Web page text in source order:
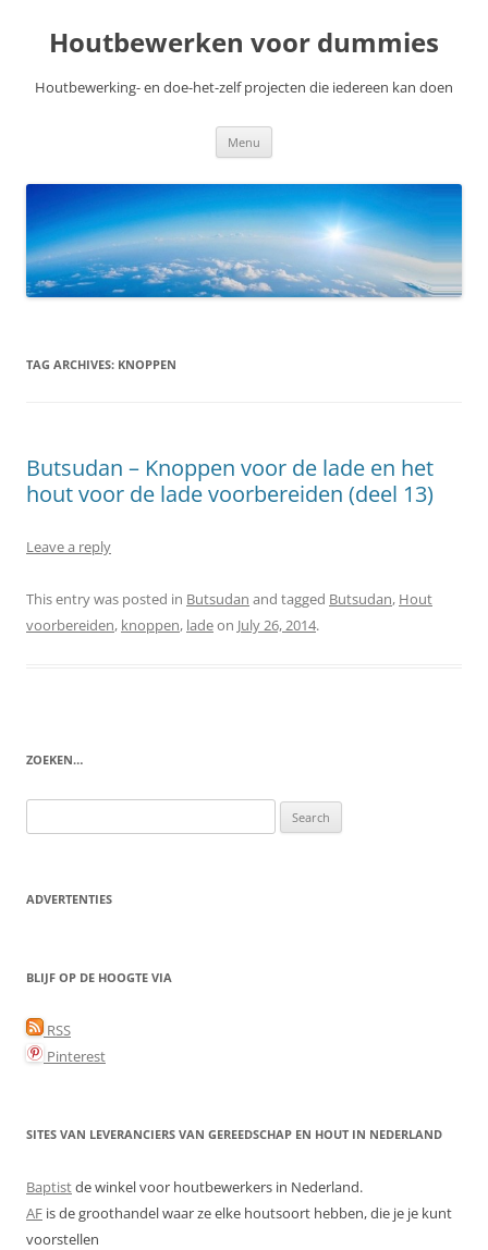
content
Houtbewerken voor dummies
Houtbewerking- en doe-het-zelf projecten die iedereen kan doen
Menu
TAG ARCHIVES: KNOPPEN
Butsudan – Knoppen voor de lade en het
hout voor de lade voorbereiden (deel 13)
Leave a reply
This entry was posted in Butsudan and tagged Butsudan, Hout
voorbereiden, knoppen, ladeon July 26, 2014.
ZOEKEN…
for:
ADVERTENTIES
BLIJF OP DE HOOGTE VIA
RSS
Pinterest
SITES VAN LEVERANCIERS VAN GEREEDSCHAP EN HOUT IN NEDERLAND
Baptistde winkel voor houtbewerkers in Nederland.
AF is de groothandel waar ze elke houtsoort hebben, die je je kunt
voorstellen